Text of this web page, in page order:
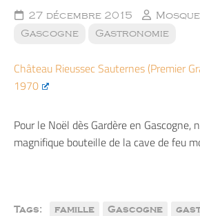
27 décembre 2015
Gascogne
Gastronomie
Château Rieussec Sauternes (Premier
1970
Pour le Noël dès Gardère en Gascogne,
magnifique bouteille de la cave de feu
Tags: famille Gascogne